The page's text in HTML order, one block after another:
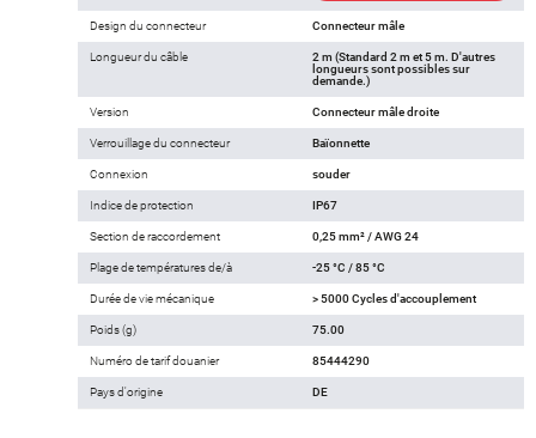
Design du connecteur Connecteur mâle
Longueur du câble
2 m (Standard 2 m et 5 m. D'autres
longueurs sont possibles sur
demande.)
Version Connecteur mâle droite
Verrouillage du connecteur Baïonnette
Connexion souder
Indice de protection IP67
Section de raccordement 0,25 mm² / AWG 24
Plage de températures de/à -25 °C / 85 °C
Durée de vie mécanique > 5000 Cycles d'accouplement
Poids (g) 75.00
Numéro de tarif douanier 85444290
Pays d'origine DE